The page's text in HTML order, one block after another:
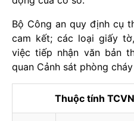
Bộ Công an quy định cụ
cam kết; các loại giấy
việc tiếp nhận văn bản
quan Cảnh sát phòng
Thuộc tính